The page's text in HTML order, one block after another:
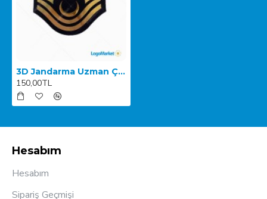
3D Jandarma Uzman Çavuş 5.Kademe Kol Arması TPU
150,00TL
Hesabım
Hesabım
Sipariş Geçmişi